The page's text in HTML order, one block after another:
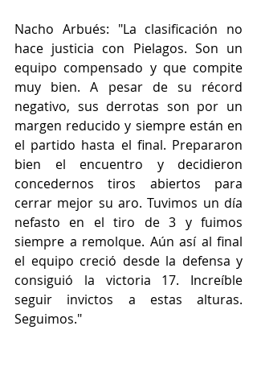
Nacho Arbués: "La clasificación no
hace justicia con Pielagos. Son un
equipo compensado y que compite
muy bien. A pesar de su récord
negativo, sus derrotas son por un
margen reducido y siempre están en
el partido hasta el final. Prepararon
bien el encuentro y decidieron
concedernos tiros abiertos para
cerrar mejor su aro. Tuvimos un día
nefasto en el tiro de 3 y fuimos
siempre a remolque. Aún así al final
el equipo creció desde la defensa y
consiguió la victoria 17. Increíble
seguir invictos a estas alturas.
Seguimos."